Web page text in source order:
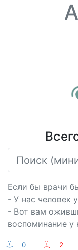
Если бы врачи
- У нас человек
- Вот вам
воспоминание у
:-) 0 :-(
2